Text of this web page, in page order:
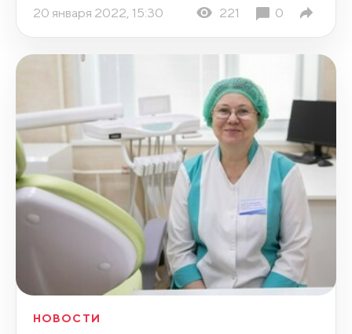
20 января 2022, 15:30 221 0
НОВОСТИ